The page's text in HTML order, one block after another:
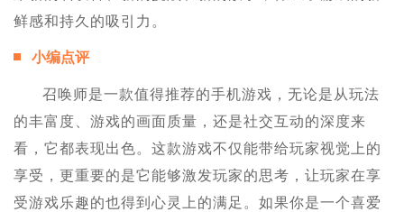
鲜感和持久的吸引力。
小编点评
召唤师是一款值得推荐的手机游戏，无论是从玩法
的丰富度、游戏的画面质量，还是社交互动的深度来
看，它都表现出色。这款游戏不仅能带给玩家视觉上的
享受，更重要的是它能够激发玩家的思考，让玩家在享
受游戏乐趣的也得到心灵上的满足。如果你是一个喜爱